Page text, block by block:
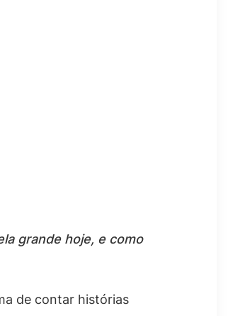
grande hoje, e como
de contar histórias